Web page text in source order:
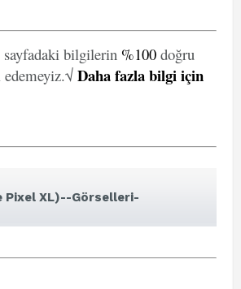
bilgilerin %100 doğru
Daha fazla bilgi için
Pixel XL)--Görselleri-